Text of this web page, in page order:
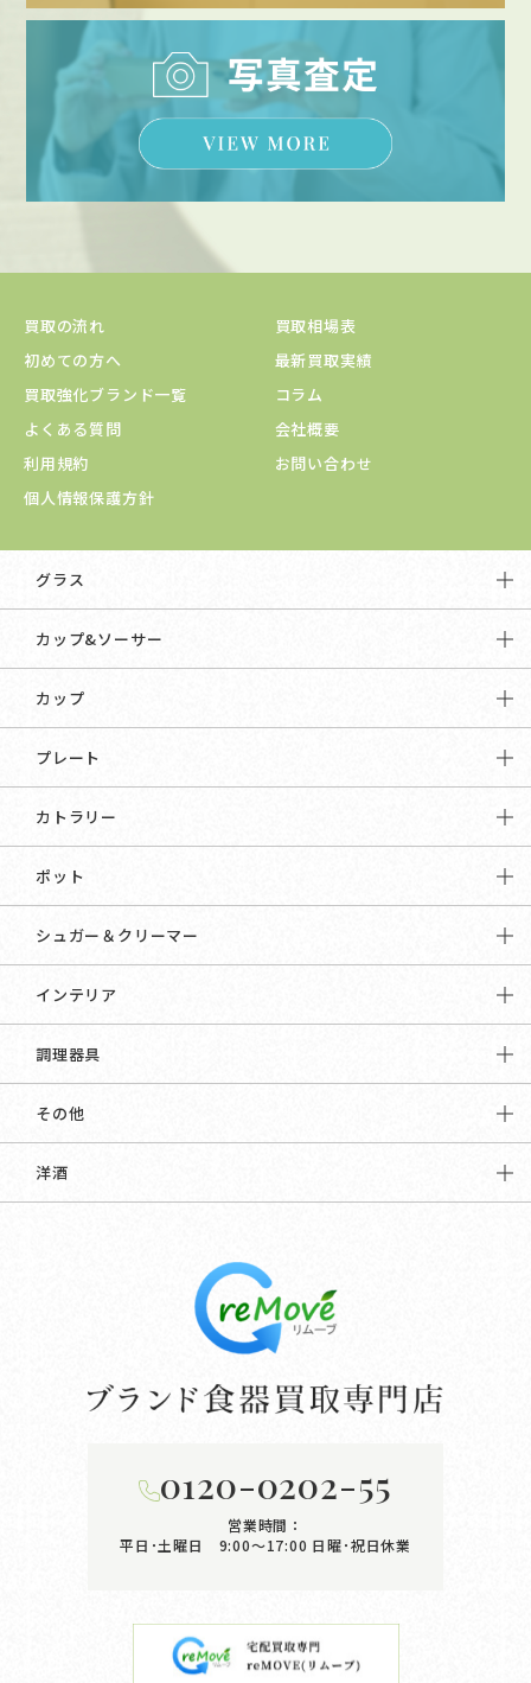
買取の流れ
買取相場表
初めての方へ
最新買取実績
買取強化ブランド一覧
コラム
よくある質問
会社概要
利用規約
お問い合わせ
個人情報保護方針
グラス
カップ&ソーサー
カップ
プレート
カトラリー
ポット
シュガー＆クリーマー
インテリア
調理器具
その他
洋酒
0120-0202-55
営業時間：
平日･土曜日 9:00〜17:00 日曜･祝日休業